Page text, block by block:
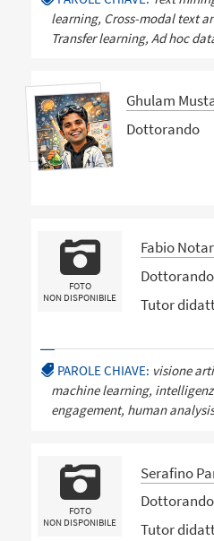
learning, Cross-modal text
Transfer learning, Ad hoc
Ghulam
Dottorando
FOTO
NON DISPONIBILE
Fabio
Dottorando
Tutor
PAROLE CHIAVE: visione
machine learning,
engagement, human
FOTO
NON DISPONIBILE
Serafino
Dottorando
Tutor